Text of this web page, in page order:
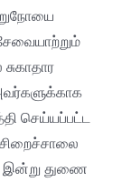
செய்யப்பட்ட
இன்று துணை